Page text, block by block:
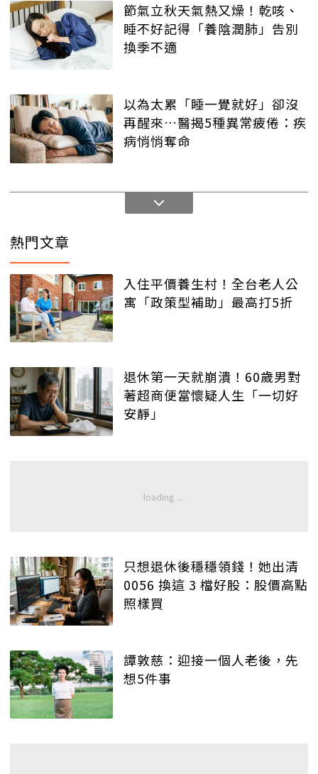
節氣立秋天氣熱又燥！乾咳、
睡不好記得「養陰潤肺」告別
換季不適
以為太累「睡一覺就好」卻沒
再醒來…醫揭5種異常疲倦：疾
病悄悄奪命
熱門文章
入住平價養生村！全台老人公
寓「政策型補助」最高打5折
退休第一天就崩潰！60歲男對
著超商便當懷疑人生「一切好
安靜」
只想退休後穩穩領錢！她出清
0056 換這 3 檔好股：股價高點
照樣買
譚敦慈：迎接一個人老後，先
想5件事